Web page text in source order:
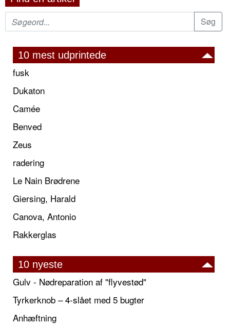
10 mest udprintede
fusk
Dukaton
Camée
Benved
Zeus
radering
Le Nain Brødrene
Giersing, Harald
Canova, Antonio
Rakkerglas
10 nyeste
Gulv - Nødreparation af "flyvestød"
Tyrkerknob – 4-slået med 5 bugter
Anhæftning